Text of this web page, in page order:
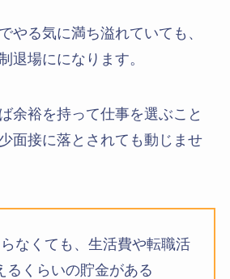
やる気に満ち溢れていても、
退場にになります。
余裕を持って仕事を選ぶこと
面接に落とされても動じませ
なくても、生活費や転職活
るくらいの貯金がある